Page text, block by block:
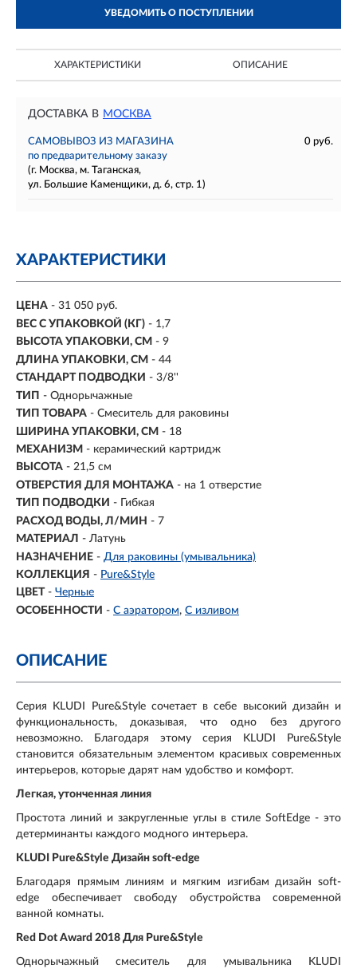
УВЕДОМИТЬ О ПОСТУПЛЕНИИ
ХАРАКТЕРИСТИКИ ОПИСАНИЕ
ДОСТАВКА В МОСКВА
САМОВЫВОЗ ИЗ МАГАЗИНА
0 руб.
по предварительному заказу
(г. Москва, м. Таганская,
ул. Большие Каменщики, д. 6, стр. 1)
ХАРАКТЕРИСТИКИ
ЦЕНА - 31 050 руб.
ВЕС С УПАКОВКОЙ (КГ) - 1,7
ВЫСОТА УПАКОВКИ, СМ - 9
ДЛИНА УПАКОВКИ, СМ - 44
СТАНДАРТ ПОДВОДКИ - 3/8''
ТИП - Однорычажные
ТИП ТОВАРА - Смеситель для раковины
ШИРИНА УПАКОВКИ, СМ - 18
МЕХАНИЗМ - керамический картридж
ВЫСОТА - 21,5 см
ОТВЕРСТИЯ ДЛЯ МОНТАЖА - на 1 отверстие
ТИП ПОДВОДКИ - Гибкая
РАСХОД ВОДЫ, Л/МИН - 7
МАТЕРИАЛ - Латунь
НАЗНАЧЕНИЕ - Для раковины (умывальника)
КОЛЛЕКЦИЯ - Pure&Style
ЦВЕТ - Черные
ОСОБЕННОСТИ - С аэратором С изливом
ОПИСАНИЕ
Серия KLUDI Pure&Style сочетает в себе высокий дизайн и
функциональность, доказывая, что одно без другого
невозможно. Благодаря этому серия KLUDI Pure&Style
становится обязательным элементом красивых современных
интерьеров, которые дарят нам удобство и комфорт.
Легкая, утонченная линия
Простота линий и закругленные углы в стиле SoftEdge - это
детерминанты каждого модного интерьера.
KLUDI Pure&Style Дизайн soft-edge
Благодаря прямым линиям и мягким изгибам дизайн soft-
edge обеспечивает свободу обустройства современной
ванной комнаты.
Red Dot Award 2018 Для Pure&Style
Однорычажный смеситель для умывальника KLUDI